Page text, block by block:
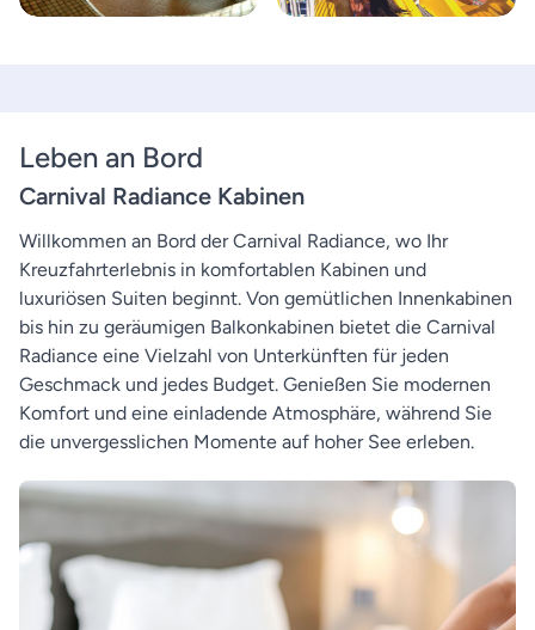
Leben an Bord
Carnival Radiance Kabinen
Willkommen an Bord der Carnival Radiance, wo Ihr
Kreuzfahrterlebnis in komfortablen Kabinen und
luxuriösen Suiten beginnt. Von gemütlichen Innenkabinen
bis hin zu geräumigen Balkonkabinen bietet die Carnival
Radiance eine Vielzahl von Unterkünften für jeden
Geschmack und jedes Budget. Genießen Sie modernen
Komfort und eine einladende Atmosphäre, während Sie
die unvergesslichen Momente auf hoher See erleben.